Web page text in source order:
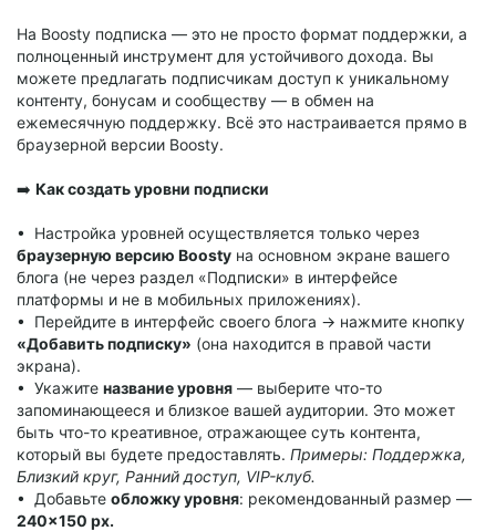
На Boosty подписка — это не просто формат поддержки, а
полноценный инструмент для устойчивого дохода. Вы
можете предлагать подписчикам доступ к уникальному
контенту, бонусам и сообществу — в обмен на
ежемесячную поддержку. Всё это настраивается прямо в
браузерной версии Boosty.
➡️ Как создать уровни подписки
• Настройка уровней осуществляется только через
браузерную версию Boosty на основном экране вашего
блога (не через раздел «Подписки» в интерфейсе
платформы и не в мобильных приложениях).
• Перейдите в интерфейс своего блога → нажмите кнопку
«Добавить подписку» (она находится в правой части
экрана).
• Укажите название уровня — выберите что-то
запоминающееся и близкое вашей аудитории. Это может
быть что-то креативное, отражающее суть контента,
который вы будете предоставлять. Примеры: Поддержка,
Близкий круг, Ранний доступ, VIP-клуб.
• Добавьте обложку уровня: рекомендованный размер —
240×150 px.